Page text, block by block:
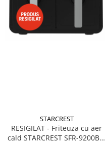
STARCREST
RESIGILAT - Friteuza cu aer
cald STARCREST SFR-9200BK,